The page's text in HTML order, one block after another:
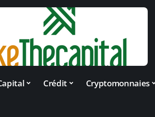
Crédit Cryptomonnaies